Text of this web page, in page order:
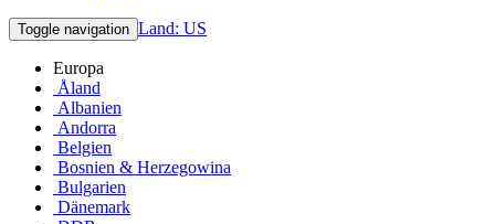
Toggle navigation Land: US
Europa
Åland
Albanien
Andorra
Belgien
Bosnien & Herzegowina
Bulgarien
Dänemark